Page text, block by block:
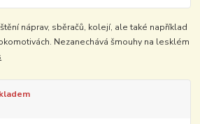
náprav, sběračů, kolejí, ale také například
Nezanechává šmouhy na lesklém